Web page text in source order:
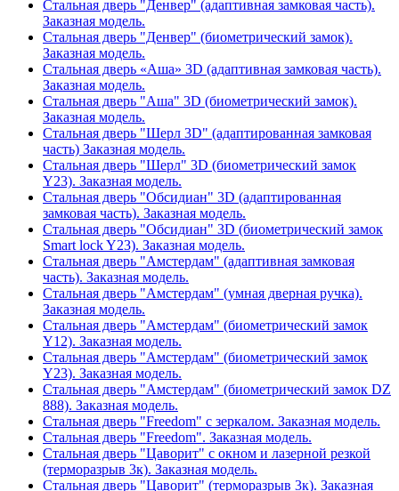
Стальная дверь "Денвер" (адаптивная замковая часть).
Заказная модель.
Стальная дверь "Денвер" (биометрический замок).
Заказная модель.
Стальная дверь «Аша» 3D (адаптивная замковая часть).
Заказная модель.
Стальная дверь "Аша" 3D (биометрический замок).
Заказная модель.
Стальная дверь "Шерл 3D" (адаптированная замковая
часть) Заказная модель.
Стальная дверь "Шерл" 3D (биометрический замок
Y23). Заказная модель.
Стальная дверь "Обсидиан" 3D (адаптированная
замковая часть). Заказная модель.
Стальная дверь "Обсидиан" 3D (биометрический замок
Smart lock Y23). Заказная модель.
Стальная дверь "Амстердам" (адаптивная замковая
часть). Заказная модель.
Стальная дверь "Амстердам" (умная дверная ручка).
Заказная модель.
Стальная дверь "Амстердам" (биометрический замок
Y12). Заказная модель.
Стальная дверь "Амстердам" (биометрический замок
Y23). Заказная модель.
Стальная дверь "Амстердам" (биометрический замок DZ
888). Заказная модель.
Стальная дверь "Freedom" с зеркалом. Заказная модель.
Стальная дверь "Freedom". Заказная модель.
Стальная дверь "Цаворит" с окном и лазерной резкой
(терморазрыв 3к). Заказная модель.
Стальная дверь "Цаворит" (терморазрыв 3к). Заказная